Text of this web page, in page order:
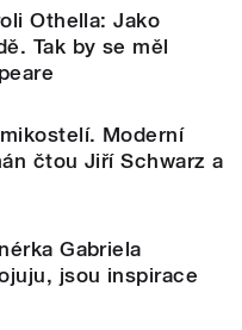
Othella: Jako
Tak by se měl
Moderní
čtou Jiří Schwarz a
Gabriela
jsou inspirace